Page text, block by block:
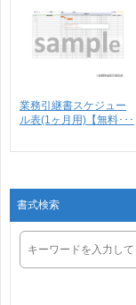
業務引継書スケジュー
ル表(1ヶ月用)【無料･･･
書式検索